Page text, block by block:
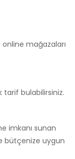
mağazaları
bulabilirsiniz.
imkanı sunan
bütçenize uygun